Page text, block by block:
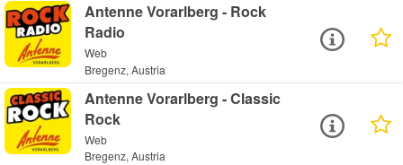
Antenne Vorarlberg - Rock
Radio
Web
Bregenz, Austria
Antenne Vorarlberg - Classic
Rock
Web
Bregenz, Austria